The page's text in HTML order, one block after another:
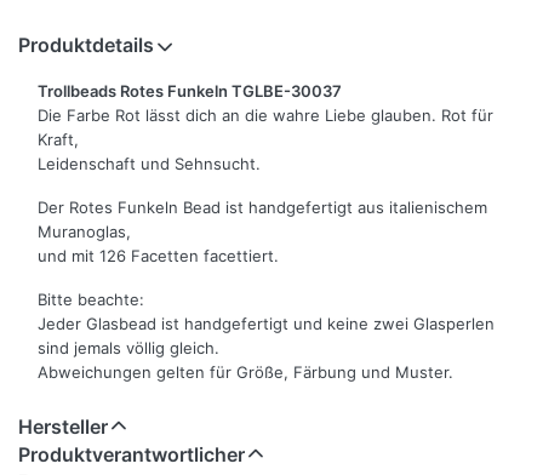
Produktdetails
Trollbeads Rotes Funkeln TGLBE-30037
Die Farbe Rot lässt dich an die wahre Liebe glauben. Rot für
Kraft,
Leidenschaft und Sehnsucht.
Der Rotes Funkeln Bead ist handgefertigt aus italienischem
Muranoglas,
und mit 126 Facetten facettiert.
Bitte beachte:
Jeder Glasbead ist handgefertigt und keine zwei Glasperlen
sind jemals völlig gleich.
Abweichungen gelten für Größe, Färbung und Muster.
Hersteller
Produktverantwortlicher